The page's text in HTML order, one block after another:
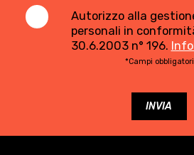
Autorizzo alla
personali in
30.6.2003 n° 196.
*Campi obbligatori